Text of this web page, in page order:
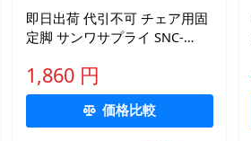
即日出荷 代引不可 チェア用固
定脚 サンワサプライ SNC-
1,860 円
価格比較